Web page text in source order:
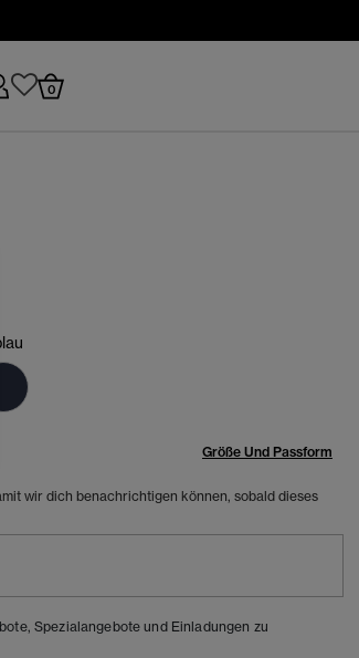
0
Größe Und Passform
wir dich benachrichtigen können, sobald dieses
Spezialangebote und Einladungen zu